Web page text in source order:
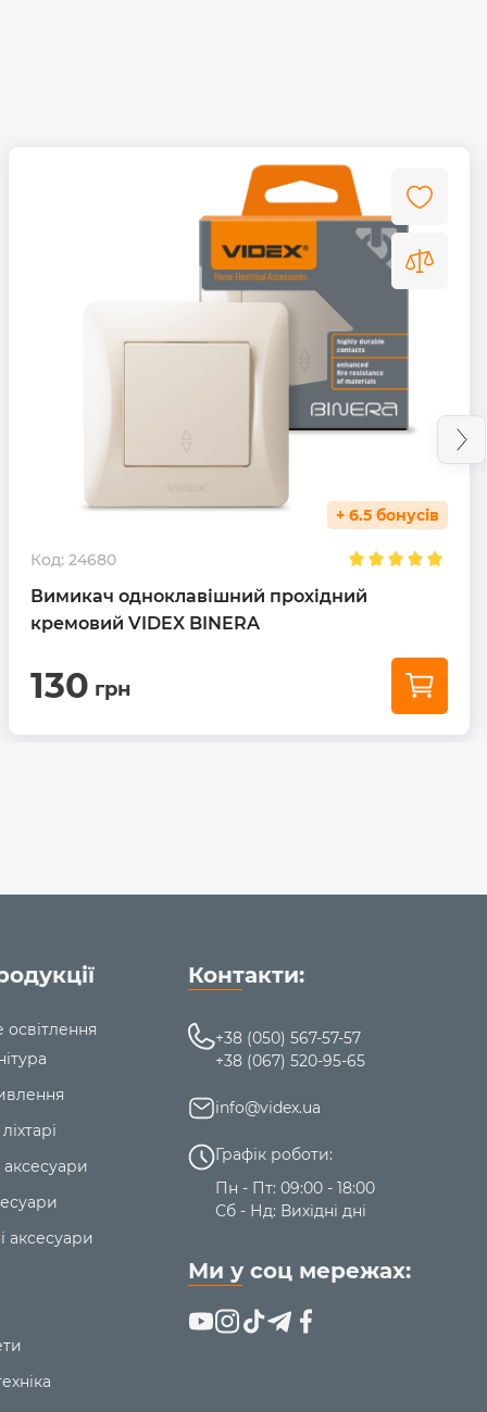
+ 6.5 бонусів
Код: 24680
Вимикач одноклавішний прохідний
кремовий VIDEX BINERA
130 грн
освітлення
аксесуари
Контакти:
+38 (050) 567-57-57
+38 (067) 520-95-65
info@videx.ua
Графік роботи:
Пн - Пт: 09:00 - 18:00
Сб - Нд: Вихідні дні
Ми у соц мережах: